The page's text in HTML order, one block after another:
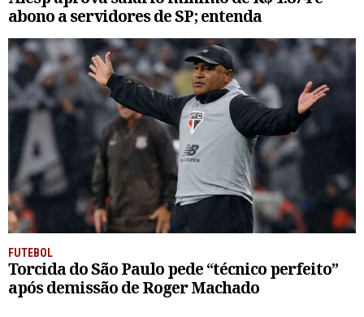
abono a servidores de SP; entenda
FUTEBOL
Torcida do São Paulo pede “técnico perfeito”
após demissão de Roger Machado